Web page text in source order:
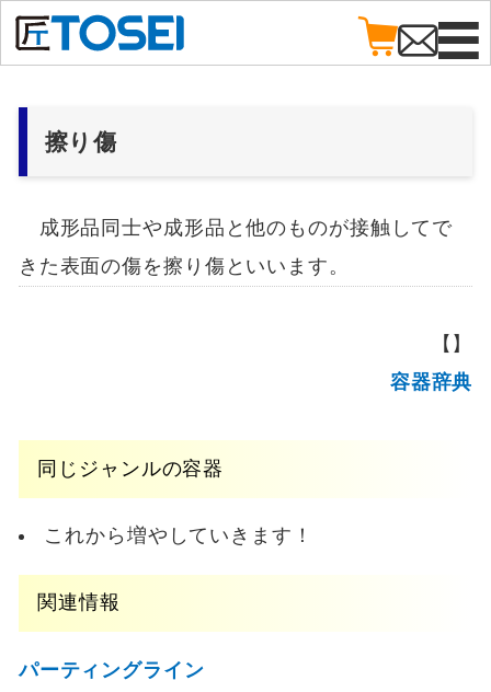
擦り傷
成形品同士や成形品と他のものが接触してで
きた表面の傷を擦り傷といいます。
【】
容器辞典
同じジャンルの容器
これから増やしていきます！
関連情報
パーティングライン